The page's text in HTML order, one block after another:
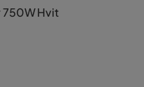
Hvit